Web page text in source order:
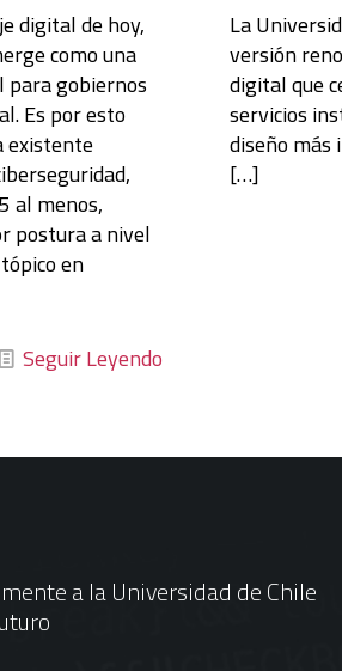
digital de hoy,
como una
para gobiernos
Es por esto
existente
al menos,
postura a nivel
en
Seguir Leyendo
La
versión
digital que
servicios
diseño
[…]
a la Universidad de Chile